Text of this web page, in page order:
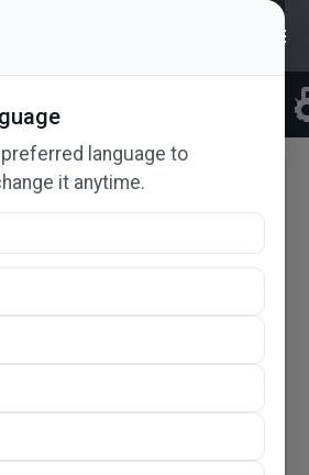
language to
it anytime.